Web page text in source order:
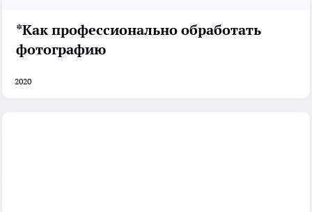
*Как профессионально обработать
фотографию
2020